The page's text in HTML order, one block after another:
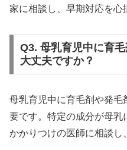
家に相談し、早期対応を心
Q3. 母乳育児中に育
大丈夫ですか？
母乳育児中に育毛剤や発
要です。特定の成分が母乳
かかりつけの医師に相談し